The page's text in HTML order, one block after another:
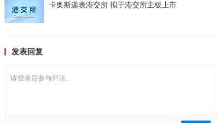
卡奥斯递表港交所 拟于港交所主板上市
发表回复
请登录后参与评论...